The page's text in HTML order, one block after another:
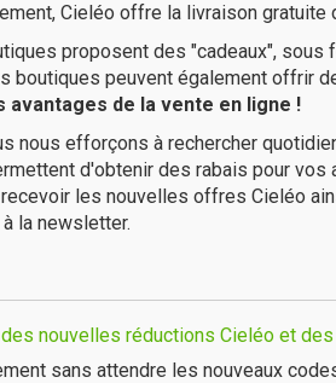
Cieléo offre la livraison
proposent des "cadeaux",
boutiques peuvent également offrir
avantages de la vente en ligne !
nous efforçons à rechercher
d'obtenir des rabais pour vos
les nouvelles offres Cieléo
la newsletter.
nouvelles réductions Cieléo et
sans attendre les nouveaux